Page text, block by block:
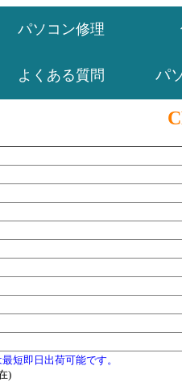
パソコン修理
よくある質問 パ
短即日出荷可能です。
)